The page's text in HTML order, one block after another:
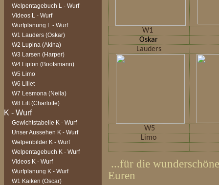
Welpentagebuch L - Wurf
Videos L - Wurf
Wurfplanung L - Wurf
W1 Lauders (Oskar)
W2 Lupina (Akina)
W3 Larsen (Harper)
W4 Lipton (Bootsmann)
W5 Limo
W6 Lillet
W7 Lesmona (Neila)
W8 Lift (Charlotte)
Gewichtstabelle K - Wurf
Unser Aussehen K - Wurf
Welpenbilder K - Wurf
Welpentagebuch K - Wurf
Videos K - Wurf
Wurfplanung K - Wurf
W1 Kaiken (Oscar)
W1
Oskar
Lauders
W5
Limo
...für die
Euren